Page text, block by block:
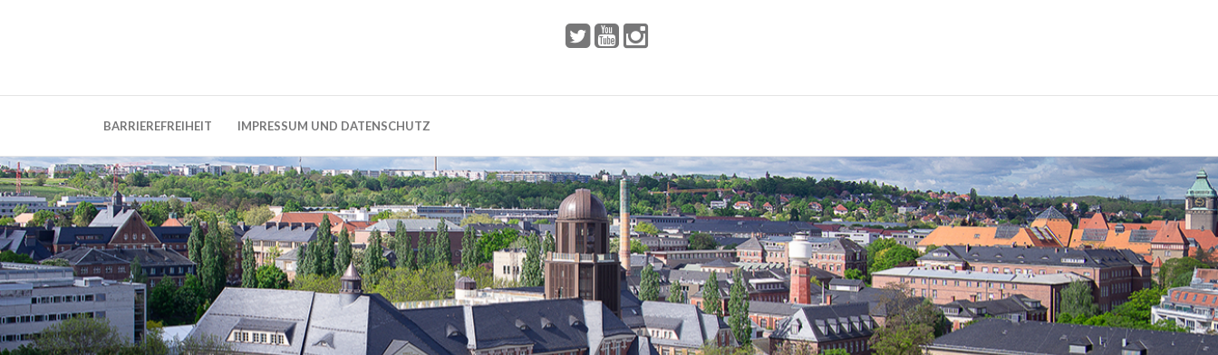
BARRIEREFREIHEIT IMPRESSUM UND DATENSCHUTZ